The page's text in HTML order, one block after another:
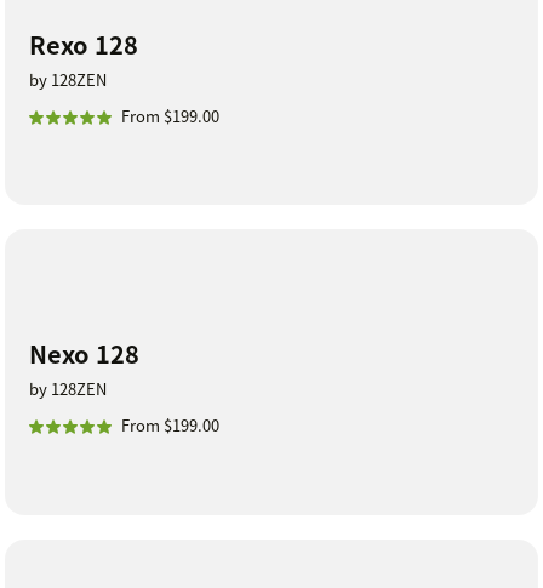
Rexo 128
by 128ZEN
From $199.00
Nexo 128
by 128ZEN
From $199.00